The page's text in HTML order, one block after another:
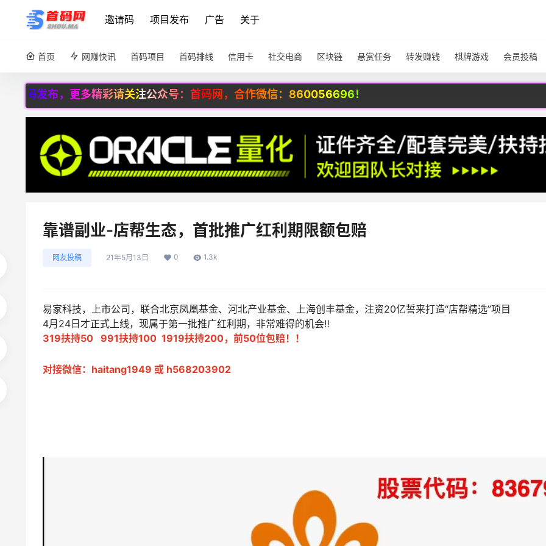
邀请码 项目发布 广告 关于
首页 网赚快讯 首码项目 首码排线 信用卡 社交电商 区块链 悬赏任务 转发赚钱 棋牌游戏 会员投稿
布，更多精彩请关注公众号：首码网，合作微信：860056696！
靠谱副业-店帮生态，首批推广红利期限额包赔
网友投稿 21年5月13日 0 1.3k
易家科技，上市公司，联合北京凤凰基金、河北产业基金、上海创丰基金，注资20亿誓来打造“店帮精选”项目
4月24日才正式上线，现属于第一批推广红利期，非常难得的机会‼️
319扶持50 991扶持100 1919扶持200，前50位包赔！！
对接微信：haitang1949 或 h568203902